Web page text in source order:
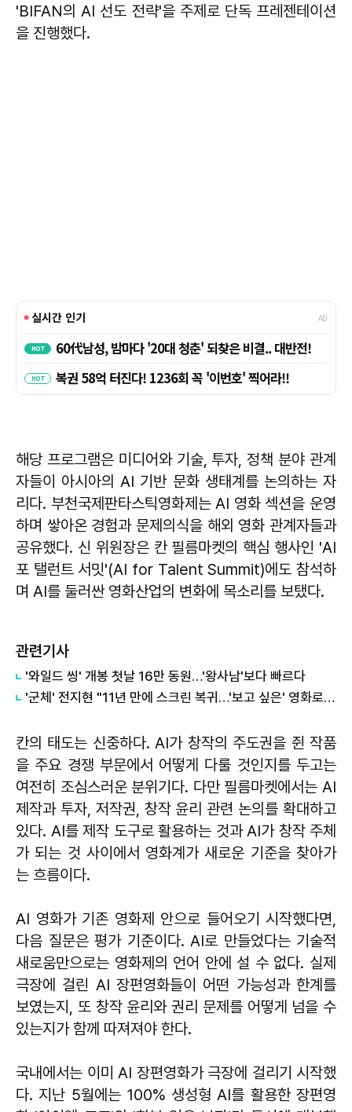
'BIFAN의 AI 선도 전략'을 주제로 단독 프레젠테이션
을 진행했다.
해당 프로그램은 미디어와 기술, 투자, 정책 분야 관계
자들이 아시아의 AI 기반 문화 생태계를 논의하는 자
리다. 부천국제판타스틱영화제는 AI 영화 섹션을 운영
하며 쌓아온 경험과 문제의식을 해외 영화 관계자들과
공유했다. 신 위원장은 칸 필름마켓의 핵심 행사인 'AI
포 탤런트 서밋'(AI for Talent Summit)에도 참석하
며 AI를 둘러싼 영화산업의 변화에 목소리를 보탰다.
관련기사
'와일드 씽' 개봉 첫날 16만 동원…'왕사남'보다 빠르다
'군체' 전지현 "11년 만에 스크린 복귀…'보고 싶은' 영화로 골랐죠"
칸의 태도는 신중하다. AI가 창작의 주도권을 쥔 작품
을 주요 경쟁 부문에서 어떻게 다룰 것인지를 두고는
여전히 조심스러운 분위기다. 다만 필름마켓에서는 AI
제작과 투자, 저작권, 창작 윤리 관련 논의를 확대하고
있다. AI를 제작 도구로 활용하는 것과 AI가 창작 주체
가 되는 것 사이에서 영화계가 새로운 기준을 찾아가
는 흐름이다.
AI 영화가 기존 영화제 안으로 들어오기 시작했다면,
다음 질문은 평가 기준이다. AI로 만들었다는 기술적
새로움만으로는 영화제의 언어 안에 설 수 없다. 실제
극장에 걸린 AI 장편영화들이 어떤 가능성과 한계를
보였는지, 또 창작 윤리와 권리 문제를 어떻게 넘을 수
있는지가 함께 따져져야 한다.
국내에서는 이미 AI 장편영화가 극장에 걸리기 시작했
다. 지난 5월에는 100% 생성형 AI를 활용한 장편영